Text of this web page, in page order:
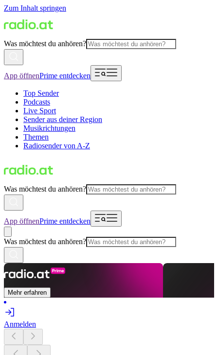
Zum Inhalt springen
Was möchtest du anhören?
App öffnenPrime entdecken
Top Sender
Podcasts
Live Sport
Sender aus deiner Region
Musikrichtungen
Themen
Radiosender von A-Z
Was möchtest du anhören?
App öffnenPrime entdecken
Was möchtest du anhören?
Mehr erfahren
Anmelden